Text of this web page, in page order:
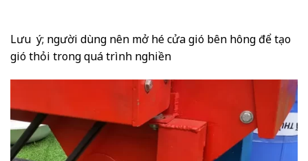
Lưu ý; người dùng nên mở hé cửa gió bên hông để tạo
gió thỏi trong quá trình nghiền